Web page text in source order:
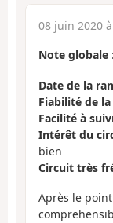
08 juin 2020
Note globale :
Date de la
Fiabilité de
Facilité à
Intérêt du
bien
Circuit très
Après le